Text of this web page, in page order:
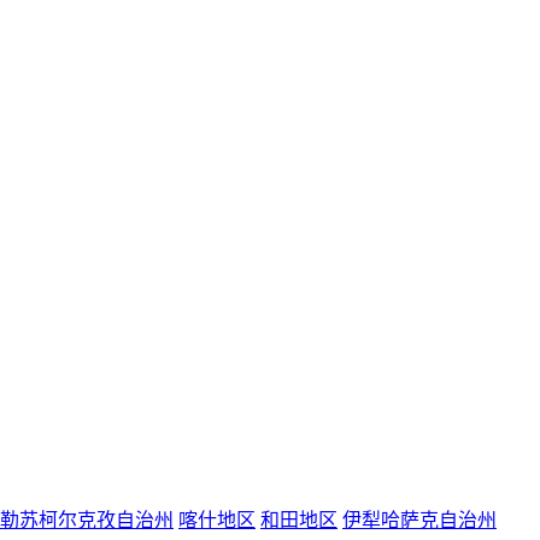
苏柯尔克孜自治州 喀什地区 和田地区 伊犁哈萨克自治州